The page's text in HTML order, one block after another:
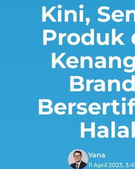
Kini,
Produk
Halal
Yana
11 April 2023,